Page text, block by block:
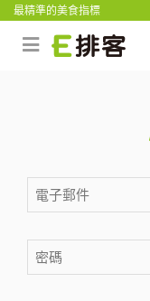
最精準的美食指標